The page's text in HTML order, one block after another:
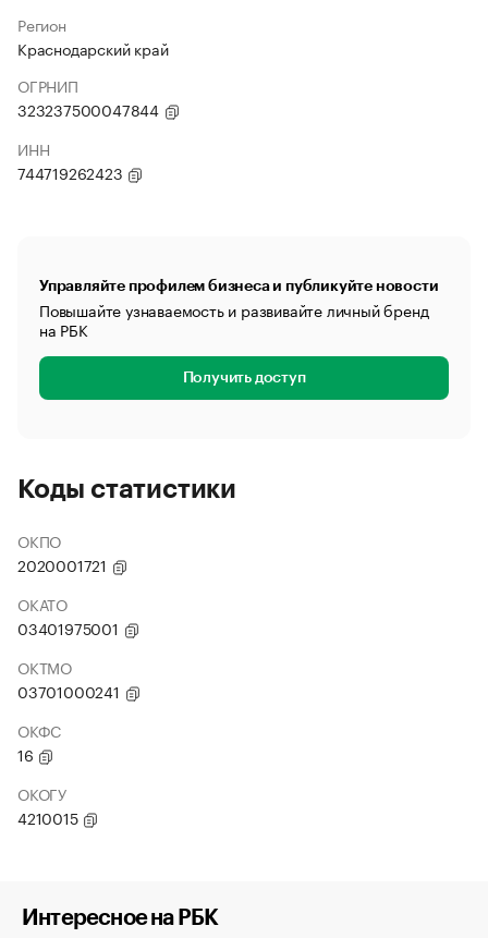
Регион
Краснодарский край
ОГРНИП
323237500047844
ИНН
744719262423
Управляйте профилем бизнеса и публикуйте новости
Повышайте узнаваемость и развивайте личный бренд
на РБК
Получить доступ
Коды статистики
ОКПО
2020001721
ОКАТО
03401975001
ОКТМО
03701000241
ОКФС
16
ОКОГУ
4210015
Интересное на РБК